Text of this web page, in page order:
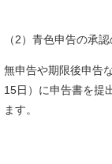
（2）青色申告の承
無申告や期限後申告
15日）に申告書を提
ます。